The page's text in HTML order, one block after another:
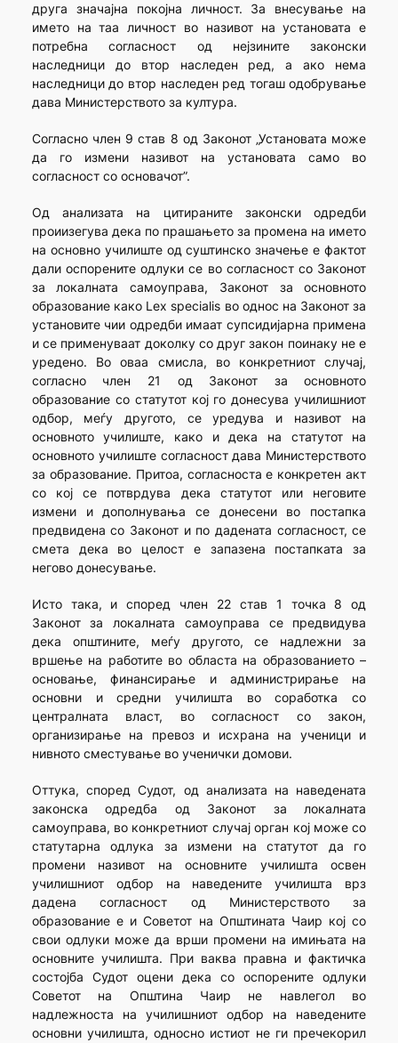
друга значајна покојна личност. За внесување на
името на таа личност во називот на установата е
потребна согласност од нејзините законски
наследници до втор наследен ред, а ако нема
наследници до втор наследен ред тогаш одобрување
дава Министерството за култура.
Согласно член 9 став 8 од Законот „Установата може
да го измени називот на установата само во
согласност со основачот”.
Од анализата на цитираните законски одредби
проиизегува дека по прашањето за промена на името
на основно училиште од суштинско значење е фактот
дали оспорените одлуки се во согласност со Законот
за локалната самоуправа, Законот за основното
образование како Lex specialis во однос на Законот за
установите чии одредби имаат супсидијарна примена
и се применуваат доколку со друг закон поинаку не е
уредено. Во оваа смисла, во конкретниот случај,
согласно член 21 од Законот за основното
образование со статутот кој го донесува училишниот
одбор, меѓу другото, се уредува и називот на
основното училиште, како и дека на статутот на
основното училиште согласност дава Министерството
за образование. Притоа, согласноста е конкретен акт
со кој се потврдува дека статутот или неговите
измени и дополнувања се донесени во постапка
предвидена со Законот и по дадената согласност, се
смета дека во целост е запазена постапката за
негово донесување.
Исто така, и според член 22 став 1 точка 8 од
Законот за локалната самоуправа се предвидува
дека општините, меѓу другото, се надлежни за
вршење на работите во областа на образованието –
основање, финансирање и администрирање на
основни и средни училишта во соработка со
централната власт, во согласност со закон,
организирање на превоз и исхрана на ученици и
нивното сместување во ученички домови.
Оттука, според Судот, од анализата на наведената
законска одредба од Законот за локалната
самоуправа, во конкретниот случај орган кој може со
статутарна одлука за измени на статутот да го
промени називот на основните училишта освен
училишниот одбор на наведените училишта врз
дадена согласност од Министерството за
образование е и Советот на Општината Чаир кој со
свои одлуки може да врши промени на имињата на
основните училишта. При ваква правна и фактичка
состојба Судот оцени дека со оспорените одлуки
Советот на Општина Чаир не навлегол во
надлежноста на училишниот одбор на наведените
основни училишта, односно истиот не ги пречекорил